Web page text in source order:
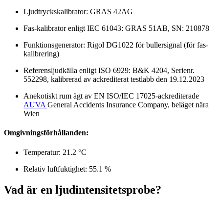
Ljudtryckskalibrator: GRAS 42AG
Fas-kalibrator enligt IEC 61043: GRAS 51AB, SN: 210878
Funktionsgenerator: Rigol DG1022 för bullersignal (för fas-
kalibrering)
Referensljudkälla enligt ISO 6929: B&K 4204, Serienr.
552298, kalibrerad av ackrediterat testlabb den 19.12.2023
Anekotiskt rum ägt av EN ISO/IEC 17025-ackrediterade
AUVA General Accidents Insurance Company, beläget nära
Wien
Omgivningsförhållanden:
Temperatur: 21.2 °C
Relativ luftfuktighet: 55.1 %
Vad är en ljudintensitetsprobe?